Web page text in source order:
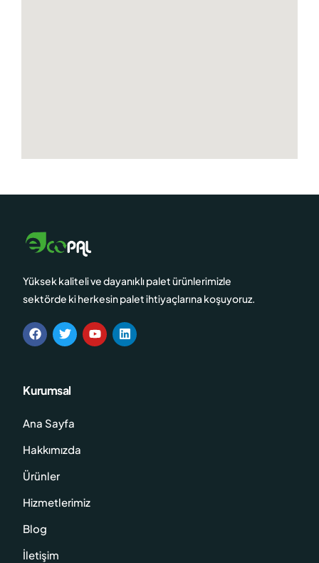
Yüksek kaliteli ve dayanıklı palet ürünlerimizle
sektörde ki herkesin palet ihtiyaçlarına koşuyoruz.
Kurumsal
Ana Sayfa
Hakkımızda
Ürünler
Hizmetlerimiz
Blog
İletişim